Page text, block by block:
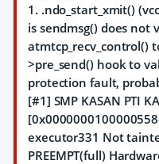
1. .ndo_start_xmit()
is sendmsg() does not
atmtcp_recv_control()
>pre_send() hook to
protection fault,
[#1] SMP KASAN PTI
executor331 Not
PREEMPT(full)